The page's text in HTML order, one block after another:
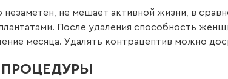
незаметен, не мешает активной жизни, в
После удаления способность
месяца. Удалять контрацептив можно